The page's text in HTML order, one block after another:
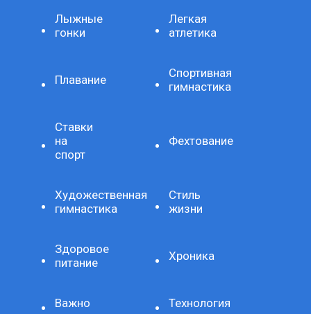
Лыжные
гонки
Легкая
атлетика
Плавание
Спортивная
гимнастика
Ставки
на
спорт
Фехтование
Художественная
гимнастика
Стиль
жизни
Здоровое
питание
Хроника
Важно Технология